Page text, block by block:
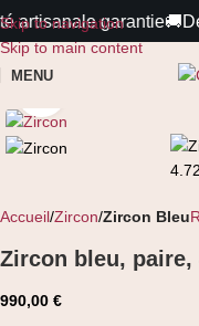
Skip to navigation
Skip to main content
artisanale garantie🚚
MENU
Accueil Zircon Zircon Bleu
Zircon bleu, paire,
990,00 €